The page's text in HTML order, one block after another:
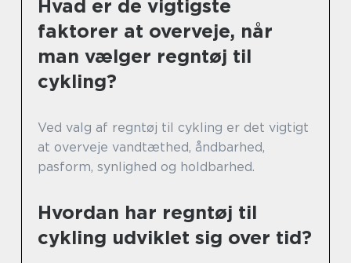
Hvad er de vigtigste
faktorer at overveje, når
man vælger regntøj til
cykling?
Ved valg af regntøj til cykling er det vigtigt
at overveje vandtæthed, åndbarhed,
pasform, synlighed og holdbarhed.
Hvordan har regntøj til
cykling udviklet sig over tid?